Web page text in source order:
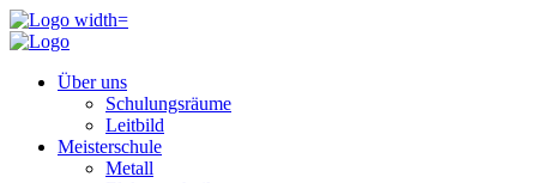
Über uns
Schulungsräume
Leitbild
Meisterschule
Metall